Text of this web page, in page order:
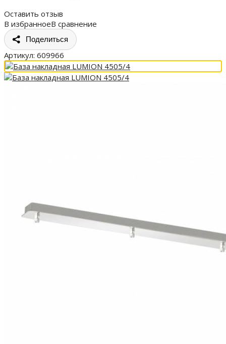
Оставить отзыв
В избранноеВ сравнение
Поделиться
Артикул: 609966